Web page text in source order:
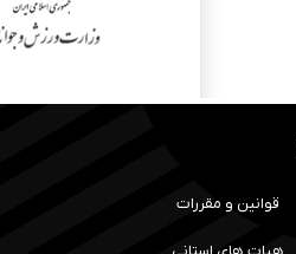
قوانین و مقررات